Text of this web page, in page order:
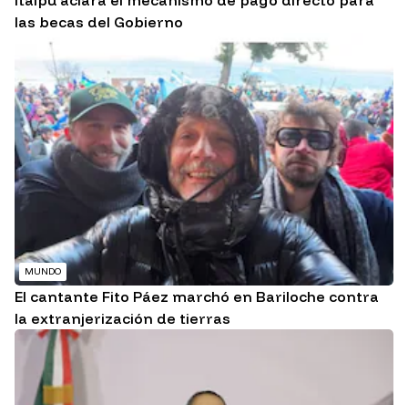
las becas del Gobierno
MUNDO
El cantante Fito Páez marchó en Bariloche contra
la extranjerización de tierras